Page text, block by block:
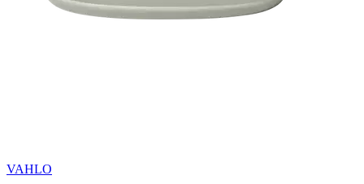
VAHLO